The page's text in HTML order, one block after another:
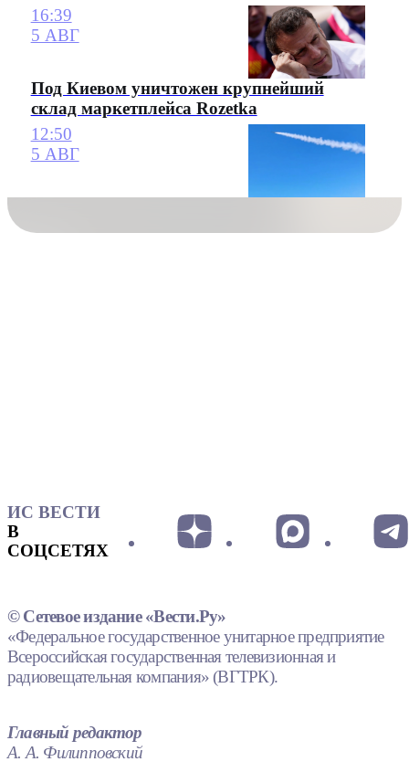
16:39
5 АВГ
Под Киевом уничтожен крупнейший
склад маркетплейса Rozetka
12:50
5 АВГ
ИС ВЕСТИ
В
СОЦСЕТЯХ
© Сетевое издание «Вести.Ру»
«Федеральное государственное унитарное предприятие
Всероссийская государственная телевизионная и
радиовещательная компания» (ВГТРК).
Главный редактор
А. А. Филипповский